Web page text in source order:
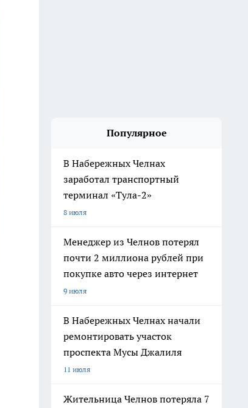
Популярное
В Набережных Челнах
заработал транспортный
терминал «Тула-2»
8 июля
Менеджер из Челнов потерял
почти 2 миллиона рублей при
покупке авто через интернет
9 июля
В Набережных Челнах начали
ремонтировать участок
проспекта Мусы Джалиля
11 июля
Жительница Челнов потеряла 7